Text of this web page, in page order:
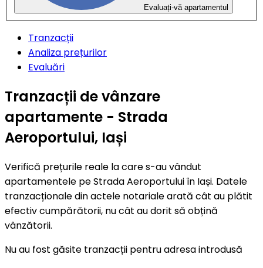
Evaluați-vă apartamentul
Tranzacții
Analiza prețurilor
Evaluări
Tranzacții de vânzare
apartamente - Strada
Aeroportului, Iași
Verifică prețurile reale la care s-au vândut
apartamentele pe Strada Aeroportului în Iași. Datele
tranzacționale din actele notariale arată cât au plătit
efectiv cumpărătorii, nu cât au dorit să obțină
vânzătorii.
Nu au fost găsite tranzacții pentru adresa introdusă